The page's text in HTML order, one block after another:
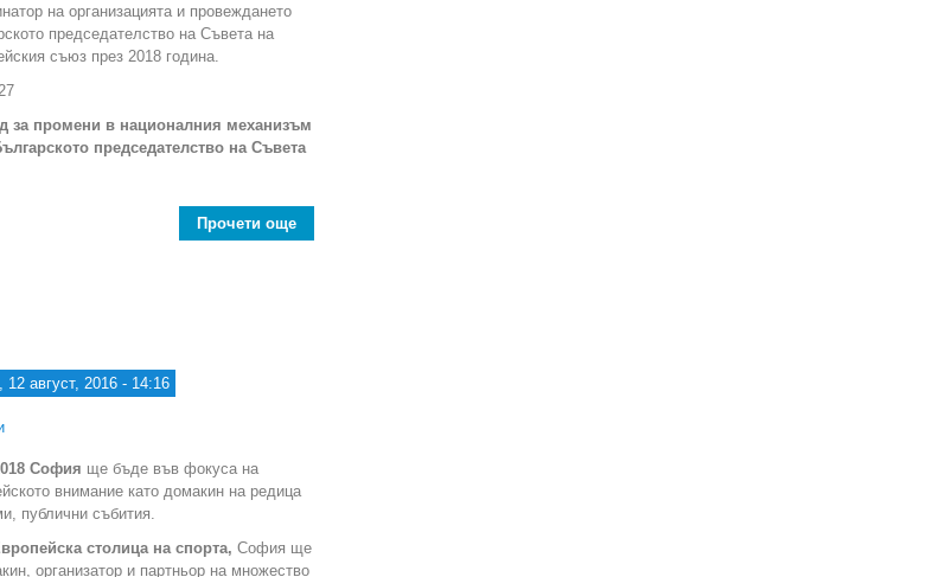
на организацията и провеждането
председателство на Съвета на
съюз през 2018 година.
за промени в националния механизъм
председателство на Съвета
Прочети още
12 август, 2016 - 14:16
София ще бъде във фокуса на
внимание като домакин на редица
публични събития.
столица на спорта, София ще
организатор и партньор на множество